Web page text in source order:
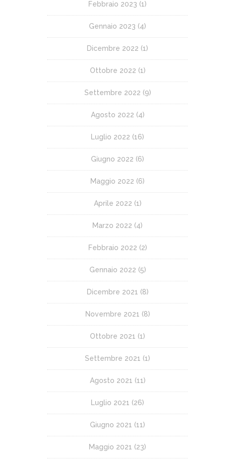
Febbraio 2023 (1)
Gennaio 2023 (4)
Dicembre 2022 (1)
Ottobre 2022 (1)
Settembre 2022 (9)
Agosto 2022 (4)
Luglio 2022 (16)
Giugno 2022 (6)
Maggio 2022 (6)
Aprile 2022 (1)
Marzo 2022 (4)
Febbraio 2022 (2)
Gennaio 2022 (5)
Dicembre 2021 (8)
Novembre 2021 (8)
Ottobre 2021 (1)
Settembre 2021 (1)
Agosto 2021 (11)
Luglio 2021 (26)
Giugno 2021 (11)
Maggio 2021 (23)